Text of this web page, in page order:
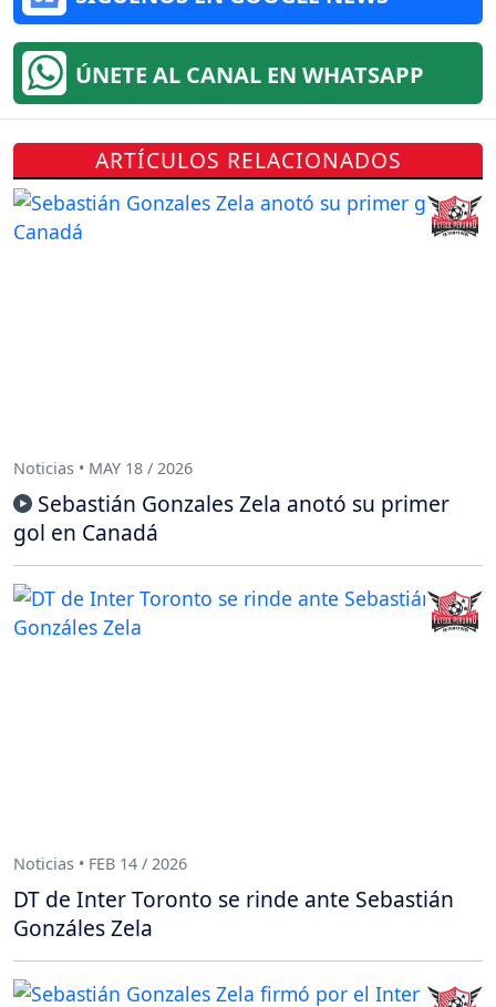
ÚNETE AL CANAL EN WHATSAPP
ARTÍCULOS RELACIONADOS
Noticias • MAY 18 / 2026
Sebastián Gonzales Zela anotó su primer
gol en Canadá
Noticias • FEB 14 / 2026
DT de Inter Toronto se rinde ante Sebastián
Gonzáles Zela